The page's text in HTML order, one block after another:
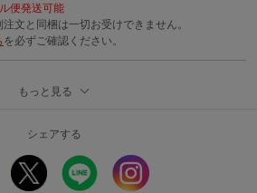
便発送可能
文と同梱は一切お受けできません。
を必ずご確認ください。
ッグチアロゴがアクセントで目を惹くTシャツ★
合わせやすく、ゆったりしたワイドシルエットが
りの天竺素材は着心地も◎
もっと見る
シェアする